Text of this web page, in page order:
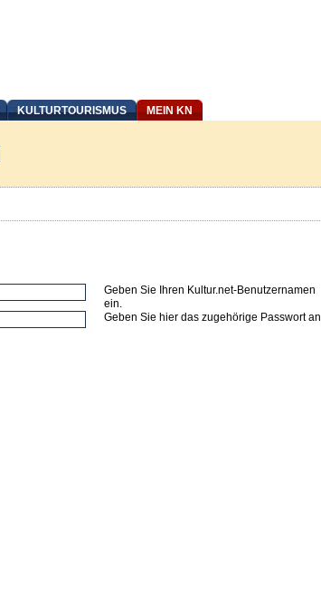
KULTURTOURISMUS MEIN KN
Geben Sie Ihren Kultur.net-Benutzernamen
ein.
Geben Sie hier das zugehörige Passwort an.